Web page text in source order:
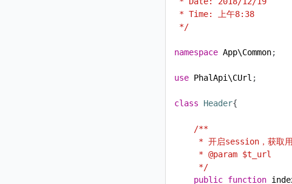
*/
namespace App\Common
use PhalApi\CUrl
class Header
     */
public function